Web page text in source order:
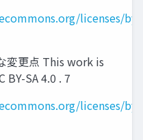
licenses/by-
変更点 This work is
BY-SA 4.0 . 7
licenses/by-